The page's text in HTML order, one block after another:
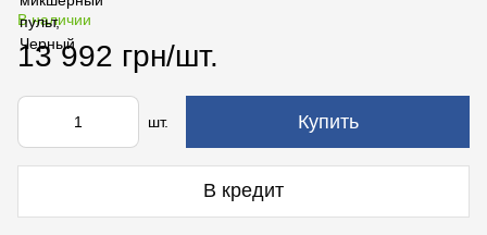
В наличии
13 992 грн/шт.
шт. Купить
В кредит